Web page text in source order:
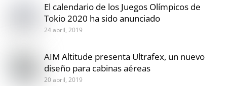
El calendario de los Juegos Olímpicos de
Tokio 2020 ha sido anunciado
24 abril, 2019
AIM Altitude presenta Ultrafex, un nuevo
diseño para cabinas aéreas
20 abril, 2019